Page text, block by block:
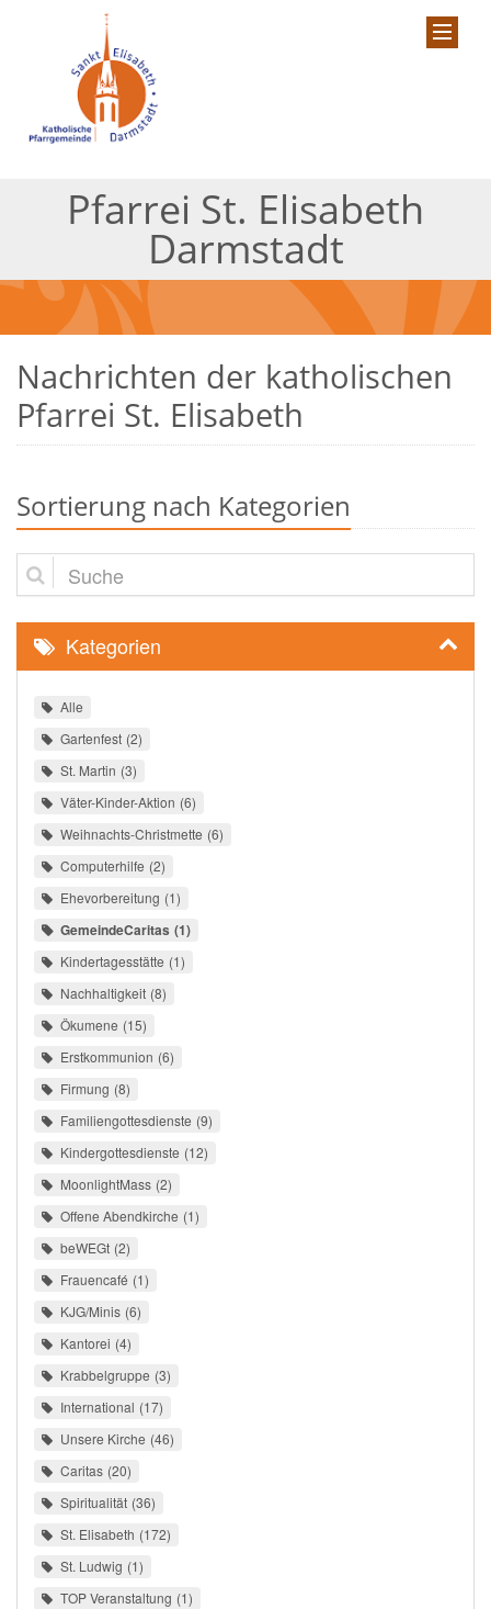
Pfarrei St. Elisabeth
Darmstadt
Nachrichten der katholischen
Pfarrei St. Elisabeth
Sortierung nach Kategorien
Suche
Kategorien
Alle
Gartenfest 2
St. Martin 3
Väter-Kinder-Aktion 6
Weihnachts-Christmette 6
Computerhilfe 2
Ehevorbereitung 1
GemeindeCaritas 1
Kindertagesstätte 1
Nachhaltigkeit 8
Ökumene 15
Erstkommunion 6
Firmung 8
Familiengottesdienste 9
Kindergottesdienste 12
MoonlightMass 2
Offene Abendkirche 1
beWEGt 2
Frauencafé 1
KJG/Minis 6
Kantorei 4
Krabbelgruppe 3
International 17
Unsere Kirche 46
Caritas 20
Spiritualität 36
St. Elisabeth 172
St. Ludwig 1
TOP Veranstaltung 1